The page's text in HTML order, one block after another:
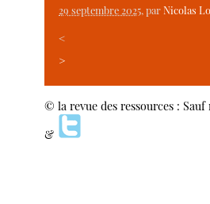
29 septembre 2025, parNicolas
<
>
© la revue des ressources :
&